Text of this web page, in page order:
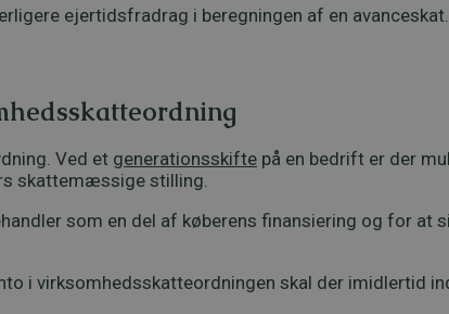
ejertidsfradrag i beregningen af en
Ved et generationsskifte på en bedrift er der
skattemæssige stilling.
som en del af køberens finansiering og for at
i virksomhedsskatteordningen skal der imidlertid